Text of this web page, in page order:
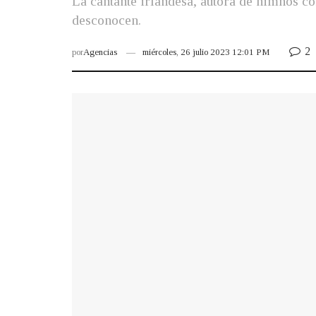
desconocen.
porAgencias miércoles, 26 julio 2023 12:01 PM 2